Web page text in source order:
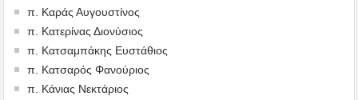
π. Καράς Αυγουστίνος
π. Κατερίνας Διονύσιος
π. Κατσαμπάκης Ευστάθιος
π. Κατσαρός Φανούριος
π. Κάνιας Νεκτάριος